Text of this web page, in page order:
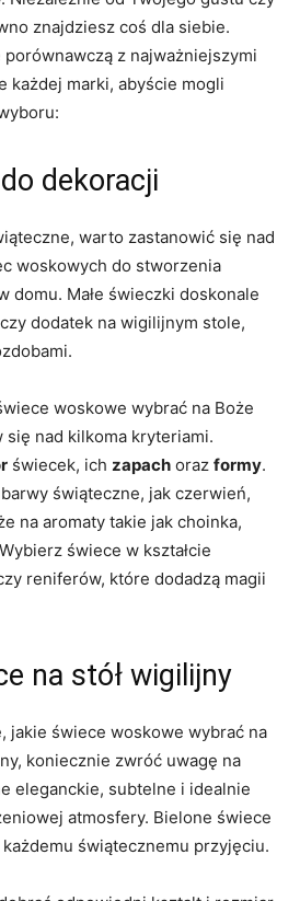
znajdziesz ⁤coś dla siebie.
z najważniejszymi⁢
każdej marki, abyście mogli
dekoracji
warto ⁣zastanowić się nad
woskowych​ do‌ stworzenia
domu. Małe‌ świeczki doskonale
dodatek na wigilijnym ‌stole,⁢
woskowe wybrać na Boże
się nad kilkoma kryteriami.‍
świecek, ich zapach oraz formy.‌
świąteczne, jak czerwień,
na aromaty takie ​jak ⁣choinka,
świece w ‍kształcie
reniferów, które dodadzą ‍magii
na stół wigilijny
jakie świece‍ woskowe wybrać na
koniecznie zwróć uwagę⁢ na
eleganckie, subtelne i idealnie
atmosfery. Bielone świece
świątecznemu przyjęciu.